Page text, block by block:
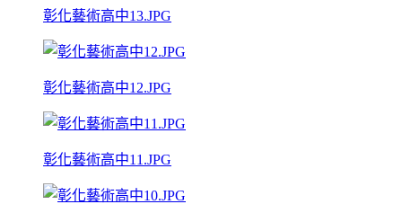
彰化藝術高中13.JPG
彰化藝術高中12.JPG
彰化藝術高中11.JPG